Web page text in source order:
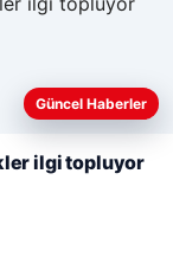
çerezler
Güncel Haberler
ilgi topluyor